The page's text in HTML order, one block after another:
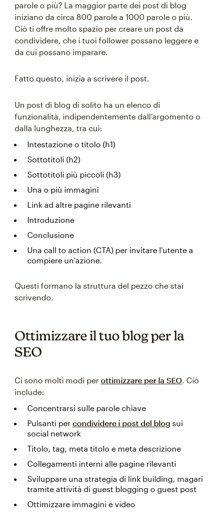
parole o più? La maggior parte dei post di blog
iniziano da circa 800 parole a 1000 parole o più.
Ciò ti offre molto spazio per creare un post da
condividere, che i tuoi follower possano leggere e
da cui possano imparare.
Fatto questo, inizia a scrivere il post.
Un post di blog di solito ha un elenco di
funzionalità, indipendentemente dall’argomento o
dalla lunghezza, tra cui:
Intestazione o titolo (h1)
Sottotitoli (h2)
Sottotitoli più piccoli (h3)
Una o più immagini
Link ad altre pagine rilevanti
Introduzione
Conclusione
Una call to action (CTA) per invitare l'utente a
compiere un'azione.
Questi formano la struttura del pezzo che stai
scrivendo.
Ottimizzare il tuo blog per la
SEO
Ci sono molti modi per ottimizzare per la SEO. Ciò
include:
Concentrarsi sulle parole chiave
Pulsanti per condividere i post del blog sui
social network
Titolo, tag, meta titolo e meta descrizione
Collegamenti interni alle pagine rilevanti
Sviluppare una strategia di link building, magari
tramite attività di guest blogging o guest post
Ottimizzare immagini e video